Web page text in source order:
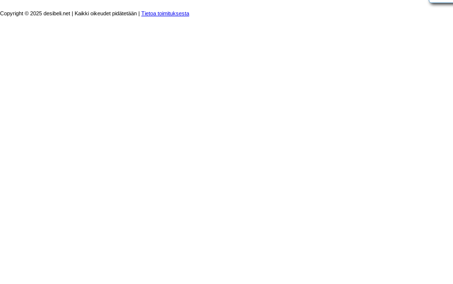
Copyright © 2025 desibeli.net | Kaikki oikeudet pidätetään | Tietoa toimituksesta